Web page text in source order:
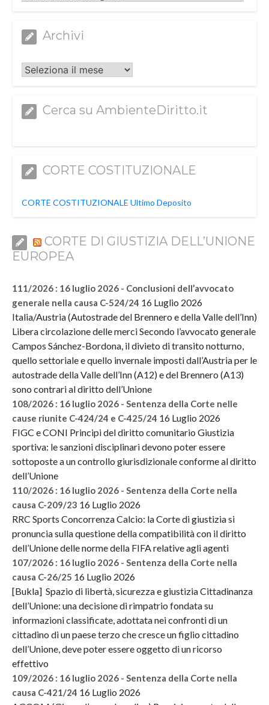
Archivi
Archivi
Cerca su AmbienteDiritto.it
CORTE COSTITUZIONALE
CORTE COSTITUZIONALE Ultimo Deposito
CORTE DI GIUSTIZIA DELL’UNIONE
EUROPEA
111/2026 : 16 luglio 2026 - Conclusioni dell’avvocato
generale nella causa C-524/24 16 Luglio 2026
Italia/Austria (Autostrade del Brennero e della Valle dell’Inn)
Libera circolazione delle merci Secondo l’avvocato generale
Campos Sánchez-Bordona, il divieto di transito notturno,
quello settoriale e quello invernale imposti dall’Austria per le
autostrade della Valle dell’Inn (A12) e del Brennero (A13)
sono contrari al diritto dell’Unione
108/2026 : 16 luglio 2026 - Sentenza della Corte nelle
cause riunite C-424/24 e C-425/24 16 Luglio 2026
FIGC e CONI Principi del diritto comunitario Giustizia
sportiva: le sanzioni disciplinari devono poter essere
sottoposte a un controllo giurisdizionale conforme al diritto
dell’Unione
110/2026 : 16 luglio 2026 - Sentenza della Corte nella
causa C-209/23 16 Luglio 2026
RRC Sports Concorrenza Calcio: la Corte di giustizia si
pronuncia sulla questione della compatibilità con il diritto
dell’Unione delle norme della FIFA relative agli agenti
107/2026 : 16 luglio 2026 - Sentenza della Corte nella
causa C-26/25 16 Luglio 2026
[Bukla] Spazio di libertà, sicurezza e giustizia Cittadinanza
dell’Unione: una decisione di rimpatrio fondata su
informazioni classificate, adottata nei confronti di un
cittadino di un paese terzo che cresce un figlio cittadino
dell’Unione, deve poter essere oggetto di un ricorso
effettivo
109/2026 : 16 luglio 2026 - Sentenza della Corte nella
causa C-421/24 16 Luglio 2026